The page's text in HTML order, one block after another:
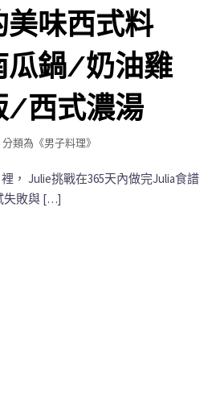
味西式料
瓜鍋/奶油雞
/西式濃湯
分類為《男子料理》
， Julie挑戰在365天內做完Julia食譜
失敗與 […]